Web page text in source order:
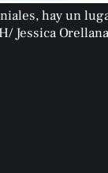
hay un
Jessica Orellana